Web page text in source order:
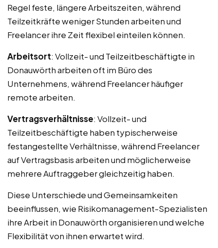
Regel feste, längere Arbeitszeiten, während
Teilzeitkräfte weniger Stunden arbeiten und
Freelancer ihre Zeit flexibel einteilen können.
Arbeitsort: Vollzeit- und Teilzeitbeschäftigte in
Donauwörth arbeiten oft im Büro des
Unternehmens, während Freelancer häufiger
remote arbeiten.
Vertragsverhältnisse: Vollzeit- und
Teilzeitbeschäftigte haben typischerweise
festangestellte Verhältnisse, während Freelancer
auf Vertragsbasis arbeiten und möglicherweise
mehrere Auftraggeber gleichzeitig haben.
Diese Unterschiede und Gemeinsamkeiten
beeinflussen, wie Risikomanagement-Spezialisten
ihre Arbeit in Donauwörth organisieren und welche
Flexibilität von ihnen erwartet wird.